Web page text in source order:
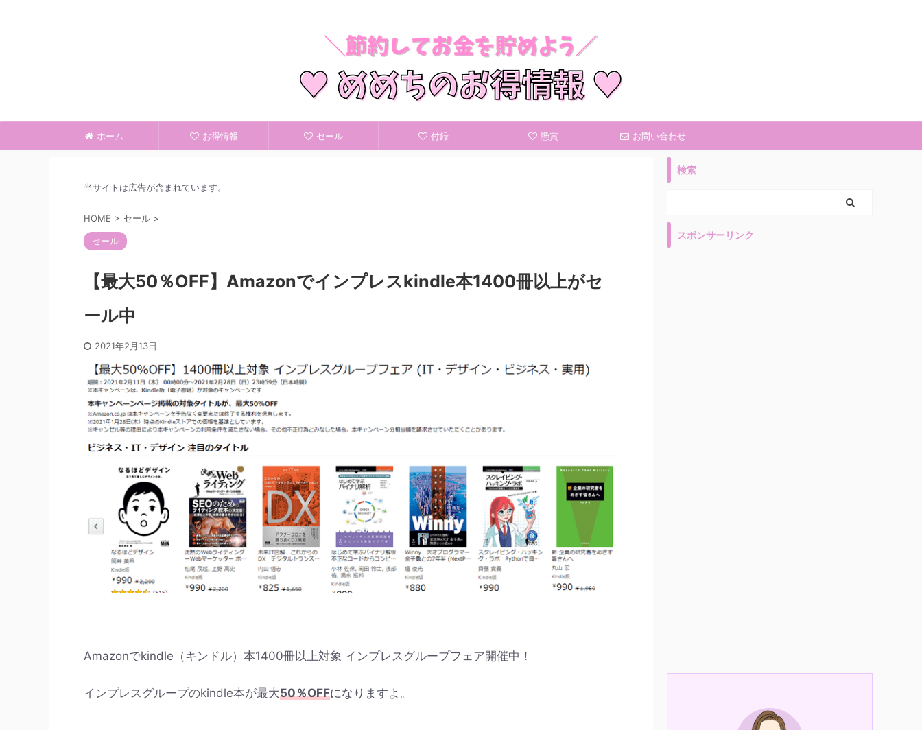
ホーム お得情報 セール 付録 懸賞 お問い合わせ
当サイトは広告が含まれています。
HOME > セール >
セール
【最大50％OFF】Amazonでインプレスkindle本1400冊以上がセ
ール中
2021年2月13日
Amazonでkindle（キンドル）本1400冊以上対象 インプレスグループフェア開催中！
インプレスグループのkindle本が最大50％OFFになりますよ。
検索
スポンサーリンク